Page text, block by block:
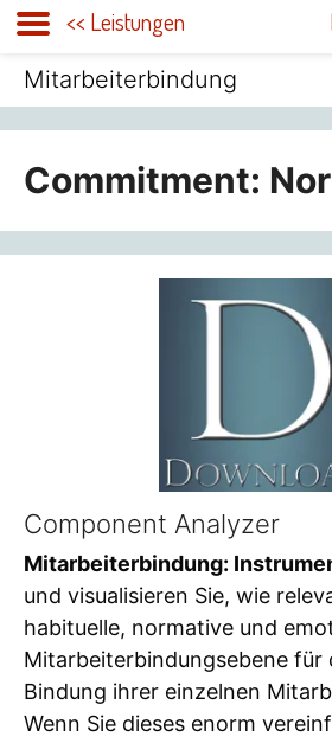
Zum
springen
Mitarbeiterbindung
Commitment:
Component Analyzer
Mitarbeiterbindung:
und visualisieren Sie, wie
habituelle, normative und
Mitarbeiterbindungsebene für
Bindung ihrer einzelnen
Wenn Sie dieses enorm
<< Leistungen